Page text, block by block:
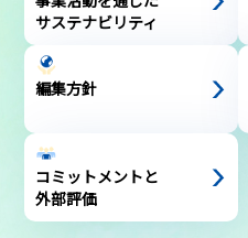
サステナビリティ
編集方針
コミットメントと
外部評価